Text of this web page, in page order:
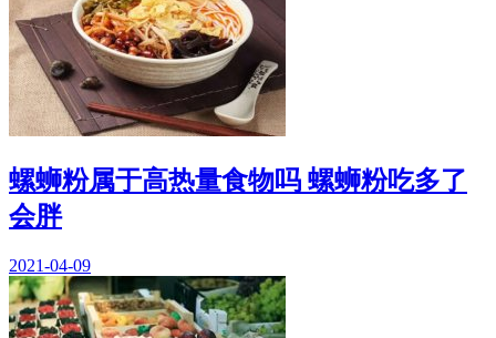
螺蛳粉属于高热量食物吗 螺蛳粉吃多了
会胖
2021-04-09